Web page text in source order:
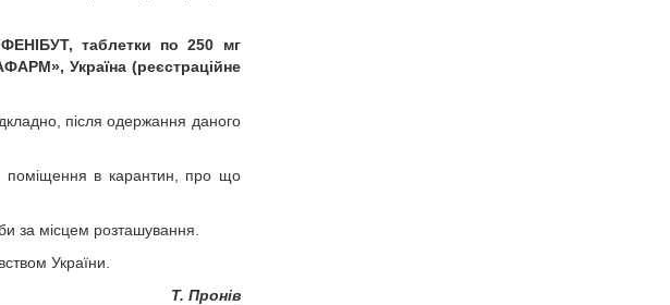
ФЕНІБУТ, таблетки по 250 мг
Україна (реєстраційне
після одержання даного
поміщення в карантин, про що
за місцем розташування.
України.
Т. Пронів